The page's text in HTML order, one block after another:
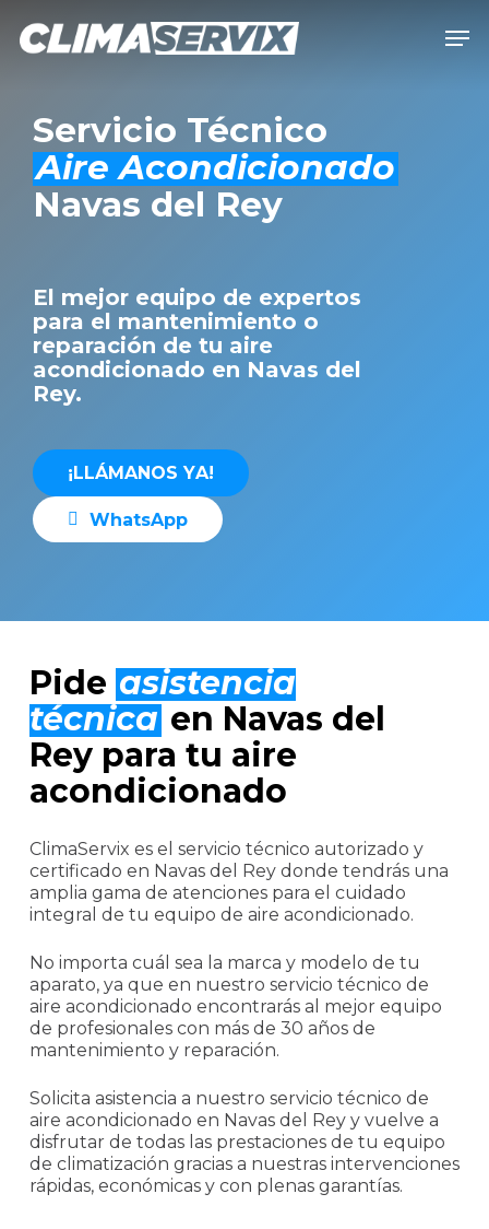
content
Servicio Técnico
Aire Acondicionado
Navas del Rey
El mejor equipo de expertos
para el mantenimiento o
reparación de tu aire
acondicionado en Navas del
Rey.
¡LLÁMANOS YA!
WhatsApp
Pide asistencia
técnica en Navas del
Rey para tu aire
acondicionado
ClimaServix es el servicio técnico autorizado y
certificado en Navas del Rey donde tendrás una
amplia gama de atenciones para el cuidado
integral de tu equipo de aire acondicionado.
No importa cuál sea la marca y modelo de tu
aparato, ya que en nuestro servicio técnico de
aire acondicionado encontrarás al mejor equipo
de profesionales con más de 30 años de
mantenimiento y reparación.
Solicita asistencia a nuestro servicio técnico de
aire acondicionado en Navas del Rey y vuelve a
disfrutar de todas las prestaciones de tu equipo
de climatización gracias a nuestras intervenciones
rápidas, económicas y con plenas garantías.